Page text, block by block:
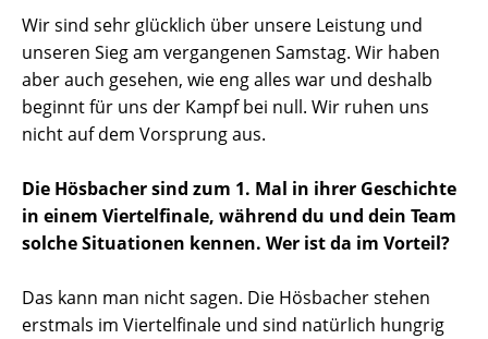
Wir sind sehr glücklich über unsere Leistung und
unseren Sieg am vergangenen Samstag. Wir haben
aber auch gesehen, wie eng alles war und deshalb
beginnt für uns der Kampf bei null. Wir ruhen uns
nicht auf dem Vorsprung aus.
Die Hösbacher sind zum 1. Mal in ihrer Geschichte
in einem Viertelfinale, während du und dein Team
solche Situationen kennen. Wer ist da im Vorteil?
Das kann man nicht sagen. Die Hösbacher stehen
erstmals im Viertelfinale und sind natürlich hungrig